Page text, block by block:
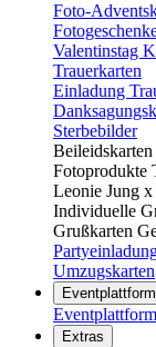
Foto-
Valentinstag
Trauerkarten
Einladung
Sterbebilder
Beileidskarten
Fotoprodukte
Leonie Jung x
Individuelle
Grußkarten
Umzugskarten
Eventplattform
Eventplattform
Extras